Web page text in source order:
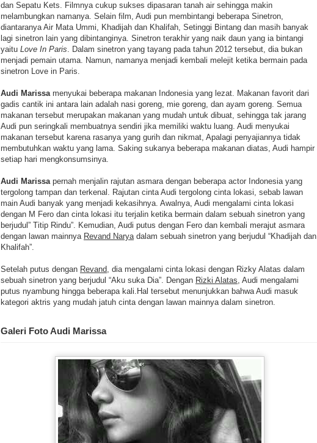
dan Sepatu Kets. Filmnya cukup sukses dipasaran tanah air sehingga makin
melambungkan namanya. Selain film, Audi pun membintangi beberapa Sinetron,
diantaranya Air Mata Ummi, Khadijah dan Khalifah, Setinggi Bintang dan masih banyak
lagi sinetron lain yang dibintanginya. Sinetron terakhir yang naik daun yang ia bintangi
yaitu Love In Paris. Dalam sinetron yang tayang pada tahun 2012 tersebut, dia bukan
menjadi pemain utama. Namun, namanya menjadi kembali melejit ketika bermain pada
sinetron Love in Paris.
Audi Marissamenyukai beberapa makanan Indonesia yang lezat. Makanan favorit dari
gadis cantik ini antara lain adalah nasi goreng, mie goreng, dan ayam goreng. Semua
makanan tersebut merupakan makanan yang mudah untuk dibuat, sehingga tak jarang
Audi pun seringkali membuatnya sendiri jika memiliki waktu luang. Audi menyukai
makanan tersebut karena rasanya yang gurih dan nikmat, Apalagi penyajiannya tidak
membutuhkan waktu yang lama. Saking sukanya beberapa makanan diatas, Audi hampir
setiap hari mengkonsumsinya.
Audi Marissapernah menjalin rajutan asmara dengan beberapa actor Indonesia yang
tergolong tampan dan terkenal. Rajutan cinta Audi tergolong cinta lokasi, sebab lawan
main Audi banyak yang menjadi kekasihnya. Awalnya, Audi mengalami cinta lokasi
dengan M Fero dan cinta lokasi itu terjalin ketika bermain dalam sebuah sinetron yang
berjudul” Titip Rindu”. Kemudian, Audi putus dengan Fero dan kembali merajut asmara
dengan lawan mainnya Revand Naryadalam sebuah sinetron yang berjudul “Khadijah dan
Khalifah”.
Setelah putus dengan Revand, dia mengalami cinta lokasi dengan Rizky Alatas dalam
sebuah sinetron yang berjudul “Aku suka Dia”. Dengan Rizki Alatas, Audi mengalami
putus nyambung hingga beberapa kali.Hal tersebut menunjukkan bahwa Audi masuk
kategori aktris yang mudah jatuh cinta dengan lawan mainnya dalam sinetron.
Galeri Foto Audi Marissa